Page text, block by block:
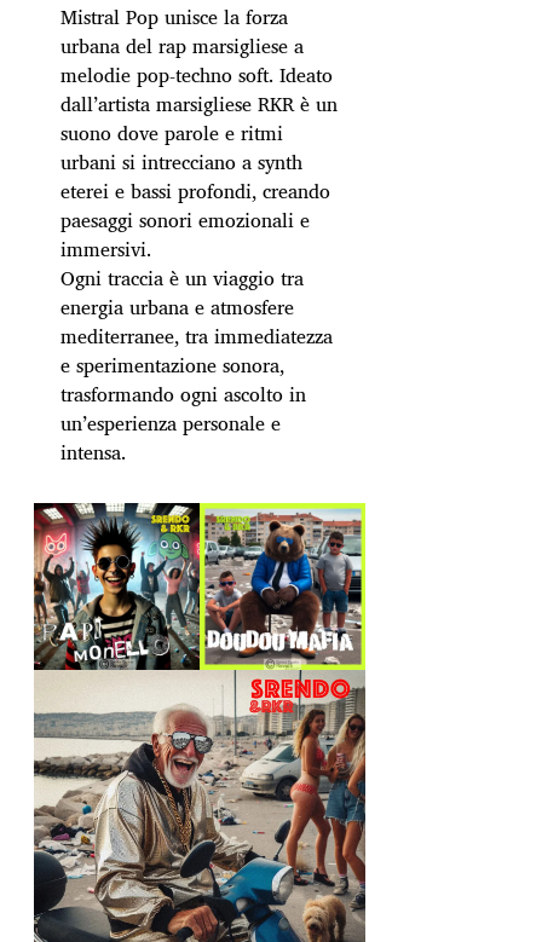
Mistral Pop unisce la forza
urbana del rap marsigliese a
melodie pop‑techno soft. Ideato
dall’artista marsigliese RKR è un
suono dove parole e ritmi
urbani si intrecciano a synth
eterei e bassi profondi, creando
paesaggi sonori emozionali e
immersivi.
Ogni traccia è un viaggio tra
energia urbana e atmosfere
mediterranee, tra immediatezza
e sperimentazione sonora,
trasformando ogni ascolto in
un’esperienza personale e
intensa.